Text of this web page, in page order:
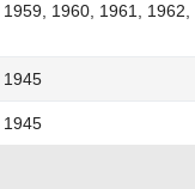
1960, 1961,